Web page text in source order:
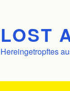
LOST
Hereingetropftes